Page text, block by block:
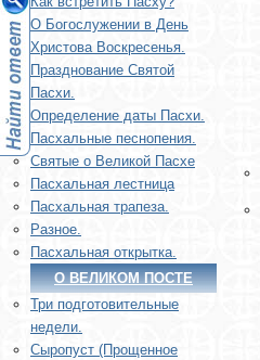
О Богослужении в День
Христова Воскресенья.
Празднование Святой
Пасхи.
Определение даты Пасхи.
Пасхальные песнопения.
Святые о Великой Пасхе
Пасхальная лестница
Пасхальная трапеза.
Разное.
Пасхальная открытка.
О ВЕЛИКОМ ПОСТЕ
Три подготовительные
недели.
Сыропуст (Прощенное